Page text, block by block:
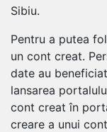
Sibiu.
Pentru a putea
un cont creat.
date au
lansarea
cont creat în
creare a unui